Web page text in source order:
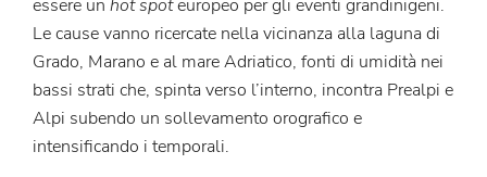
essere un hot spoteuropeo per gli eventi grandinigeni.
Le cause vanno ricercate nella vicinanza alla laguna di
Grado, Marano e al mare Adriatico, fonti di umidità nei
bassi strati che, spinta verso l’interno, incontra Prealpi e
Alpi subendo un sollevamento orografico e
intensificando i temporali.